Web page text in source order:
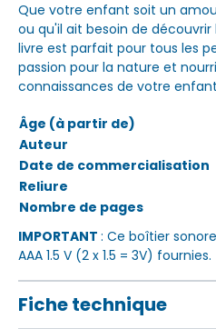
Que votre enfant soit un
ou qu'il ait besoin de
livre est parfait pour tous les
passion pour la nature et
connaissances de votre
Âge (à partir de)
Auteur
Date de commercialisation
Reliure
Nombre de pages
IMPORTANT : Ce boîtier
AAA 1.5 V (2 x 1.5 = 3V) fournies.
Fiche technique